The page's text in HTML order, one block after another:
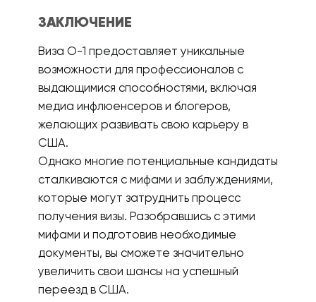
ЗАКЛЮЧЕНИЕ
Виза О-1 предоставляет уникальные
возможности для профессионалов с
выдающимися способностями, включая
медиа инфлюенсеров и блогеров,
желающих развивать свою карьеру в
США.
Однако многие потенциальные кандидаты
сталкиваются с мифами и заблуждениями,
которые могут затруднить процесс
получения визы. Разобравшись с этими
мифами и подготовив необходимые
документы, вы сможете значительно
увеличить свои шансы на успешный
переезд в США.